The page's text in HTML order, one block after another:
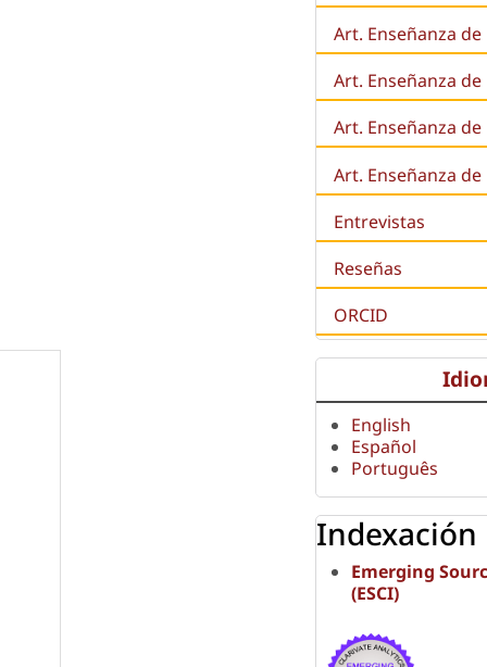
Art. Enseñanza de
Art. Enseñanza de
Art. Enseñanza
Art. Enseñanza
Entrevistas
Reseñas
ORCID
English
Español
Português
Indexación
Emerging
(ESCI)